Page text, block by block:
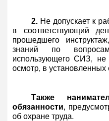
2.Не допускает к
в соответствующий
прошедшего
знаний по
использующего СИЗ, не
осмотр, в установленных
Также
обязанности,
об охране труда.